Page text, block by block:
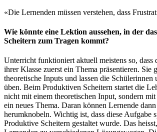
«Die Lernenden müssen verstehen, dass
Wie könnte eine Lektion aussehen, in der
Scheitern zum Tragen kommt?
Unterricht funktioniert aktuell meistens so, dass
ihrer Klasse zuerst ein Thema präsentieren. Sie
theoretische Inputs und lassen die Schülerinnen
üben. Beim Produktiven Scheitern startet die
nicht mit einem theoretischen Input, sondern
ein neues Thema. Daran können Lernende
herumknobeln. Wichtig ist, dass diese Aufgabe
Produktive Scheitern gestaltet wurde. Das